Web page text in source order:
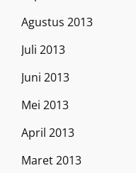
Agustus 2013
Juli 2013
Juni 2013
Mei 2013
April 2013
Maret 2013